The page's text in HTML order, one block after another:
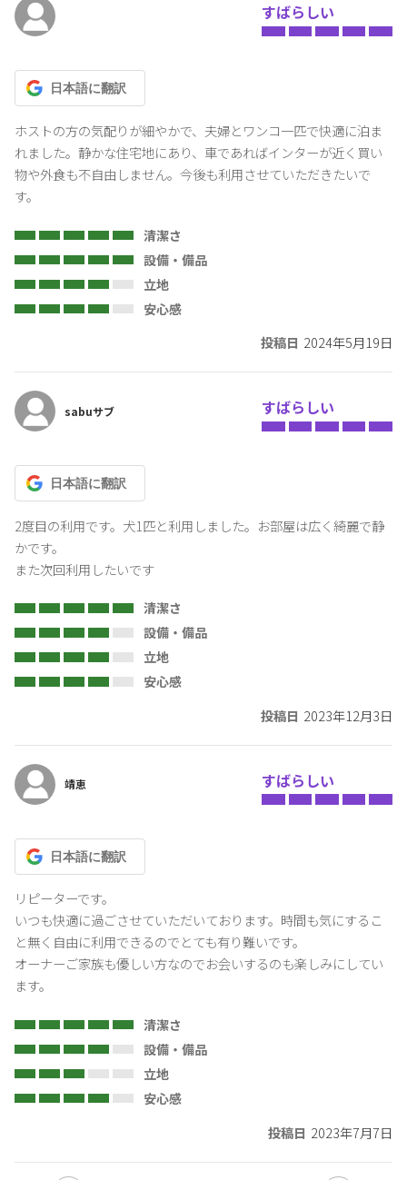
すばらしい
日本語に翻訳
ホストの方の気配りが細やかで、夫婦とワンコ一匹で快適に泊ま
れました。静かな住宅地にあり、車であればインターが近く買い
物や外食も不自由しません。今後も利用させていただきたいで
す。
清潔さ
設備・備品
立地
安心感
投稿日 2024年5月19日
sabuサブ すばらしい
日本語に翻訳
2度目の利用です。犬1匹と利用しました。お部屋は広く綺麗で静
かです。
また次回利用したいです
清潔さ
設備・備品
立地
安心感
投稿日 2023年12月3日
靖恵 すばらしい
日本語に翻訳
リピーターです。
いつも快適に過ごさせていただいております。時間も気にするこ
と無く自由に利用できるのでとても有り難いです。
オーナーご家族も優しい方なのでお会いするのも楽しみにしてい
ます。
清潔さ
設備・備品
立地
安心感
投稿日 2023年7月7日